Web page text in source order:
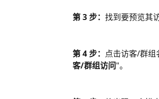
第 3 步： 找到要预览其
第 4 步： 点击访客/群
客/群组访问"。